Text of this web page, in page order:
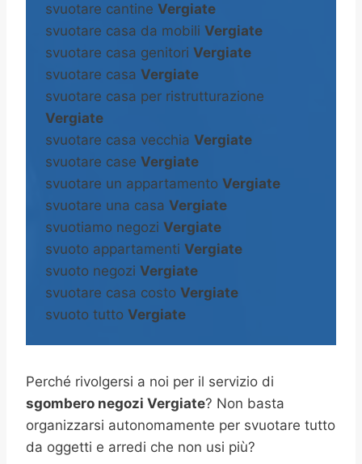
svuotare cantine Vergiate
svuotare casa da mobili Vergiate
svuotare casa genitori Vergiate
svuotare casa Vergiate
svuotare casa per ristrutturazione
Vergiate
svuotare casa vecchia Vergiate
svuotare case Vergiate
svuotare un appartamento Vergiate
svuotare una casa Vergiate
svuotiamo negozi Vergiate
svuoto appartamenti Vergiate
svuoto negozi Vergiate
svuotare casa costo Vergiate
svuoto tutto Vergiate
Perché rivolgersi a noi per il servizio di
sgombero negozi Vergiate? Non basta
organizzarsi autonomamente per svuotare tutto
da oggetti e arredi che non usi più?